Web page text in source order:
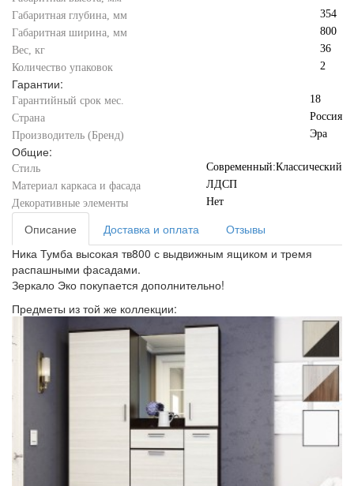
Габаритная глубина, мм
354
Габаритная ширина, мм
800
Вес, кг
36
Количество упаковок
2
Гарантии:
Гарантийный срок мес.
18
Страна
Россия
Производитель (Бренд)
Эра
Общие:
Стиль
Современный:Классический
Материал каркаса и фасада
ЛДСП
Декоративные элементы
Нет
Описание Доставка и оплата
Отзывы
Ника Тумба высокая тв800 с выдвижным ящиком и тремя
распашными фасадами.
Зеркало Эко покупается дополнительно!
Предметы из той же коллекции: